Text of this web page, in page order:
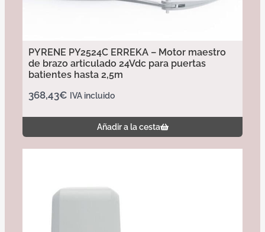
PYRENE PY2524C ERREKA – Motor maestro
de brazo articulado 24Vdc para puertas
batientes hasta 2,5m
368,43€ IVA incluido
Añadir a la cesta